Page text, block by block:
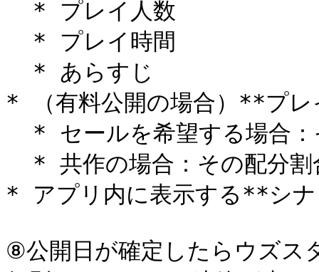
* （有料公開の場合）**プ
* アプリ内に表示する**シ
⑧公開日が確定したらウズ